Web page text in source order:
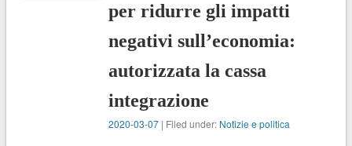
per ridurre gli impatti
negativi sull’economia:
autorizzata la cassa
integrazione
2020-03-07 | Filed under: Notizie e politica